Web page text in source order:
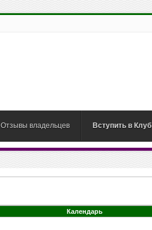
Отзывы владельцев Вступить в Клуб
Календарь